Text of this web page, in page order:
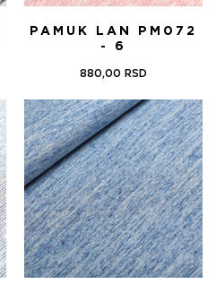
PAMUK LAN PM072
- 6
880,00 RSD